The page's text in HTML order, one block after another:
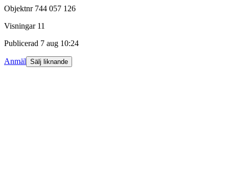
Objektnr 744 057 126
Visningar 11
Publicerad 7 aug 10:24
Anmäl Sälj liknande